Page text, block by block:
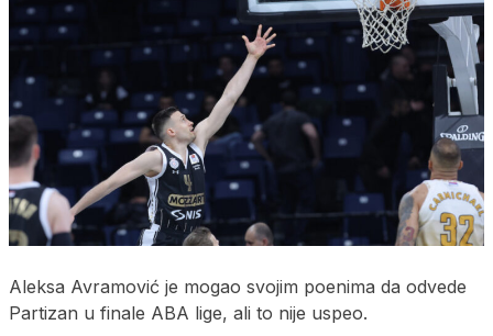
Aleksa Avramović je mogao svojim poenima da odvede
Partizan u finale ABA lige, ali to nije uspeo.